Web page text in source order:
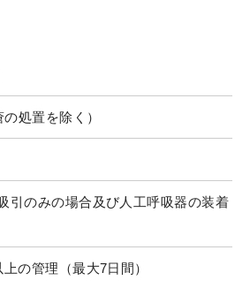
処置を除く）
引のみの場合及び人工呼吸器の装着
の管理（最大7日間）